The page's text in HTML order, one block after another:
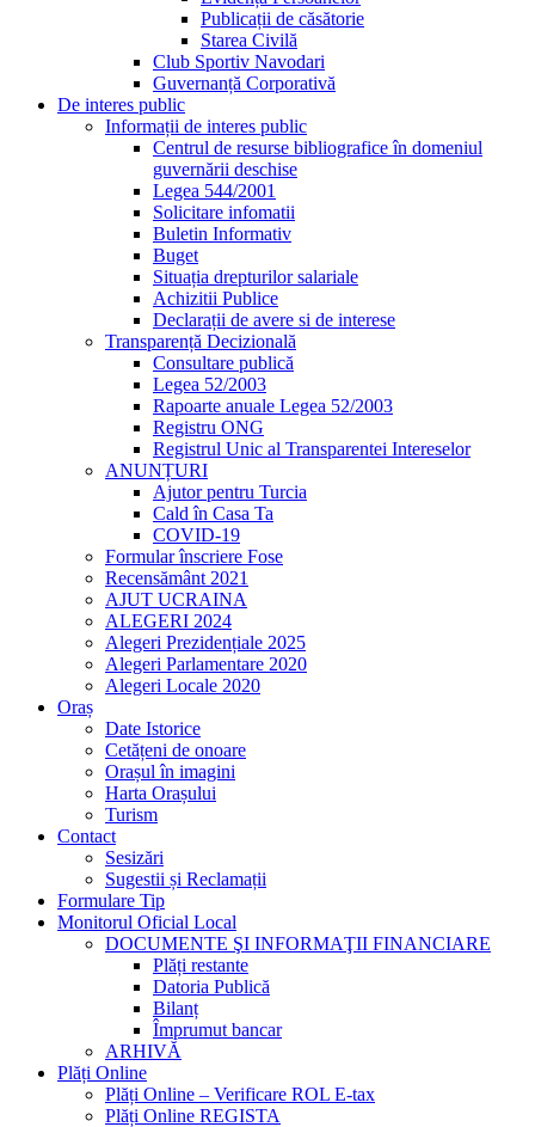
Publicații de căsătorie
Starea Civilă
Club Sportiv Navodari
Guvernanță Corporativă
De interes public
Informații de interes public
Centrul de resurse bibliografice în domeniul
guvernării deschise
Legea 544/2001
Solicitare infomatii
Buletin Informativ
Buget
Situația drepturilor salariale
Achizitii Publice
Declarații de avere si de interese
Transparență Decizională
Consultare publică
Legea 52/2003
Rapoarte anuale Legea 52/2003
Registru ONG
Registrul Unic al Transparentei Intereselor
ANUNȚURI
Ajutor pentru Turcia
Cald în Casa Ta
COVID-19
Formular înscriere Fose
Recensământ 2021
AJUT UCRAINA
ALEGERI 2024
Alegeri Prezidențiale 2025
Alegeri Parlamentare 2020
Alegeri Locale 2020
Oraș
Date Istorice
Cetățeni de onoare
Orașul în imagini
Harta Orașului
Turism
Contact
Sesizări
Sugestii și Reclamații
Formulare Tip
Monitorul Oficial Local
DOCUMENTE ŞI INFORMAŢII FINANCIARE
Plăți restante
Datoria Publică
Bilanț
Împrumut bancar
ARHIVĂ
Plăți Online
Plăți Online – Verificare ROL E-tax
Plăți Online REGISTA